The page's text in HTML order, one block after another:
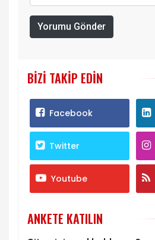
Yorumu Gönder
BIZI TAKIP EDIN
Facebook
Twitter
Youtube
ANKETE KATILIN